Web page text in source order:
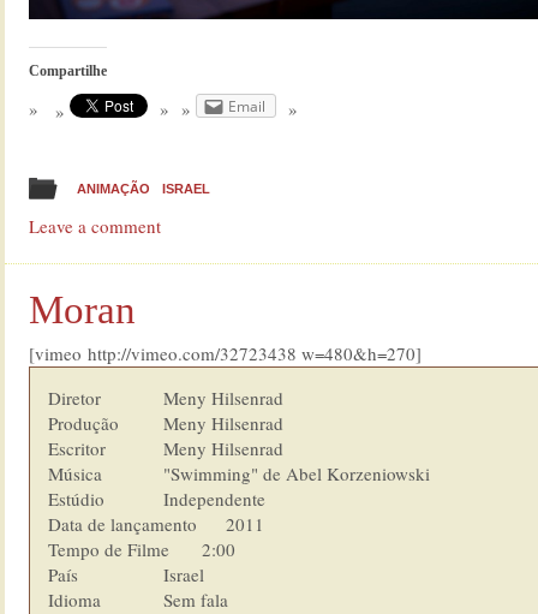
Compartilhe
Email
ANIMAÇÃO ISRAEL
Leave a comment
Moran
[vimeo http://vimeo.com/32723438 w=480&h=270]
Diretor         	Meny Hilsenrad
Produção        	Meny Hilsenrad
Escritor        	Meny Hilsenrad
Música          	"Swimming" de Abel Korzeniowski
Estúdio  	        Independente
Data de lançamento      2011
Tempo de Filme    	2:00
País            	Israel
Idioma  	        Sem fala